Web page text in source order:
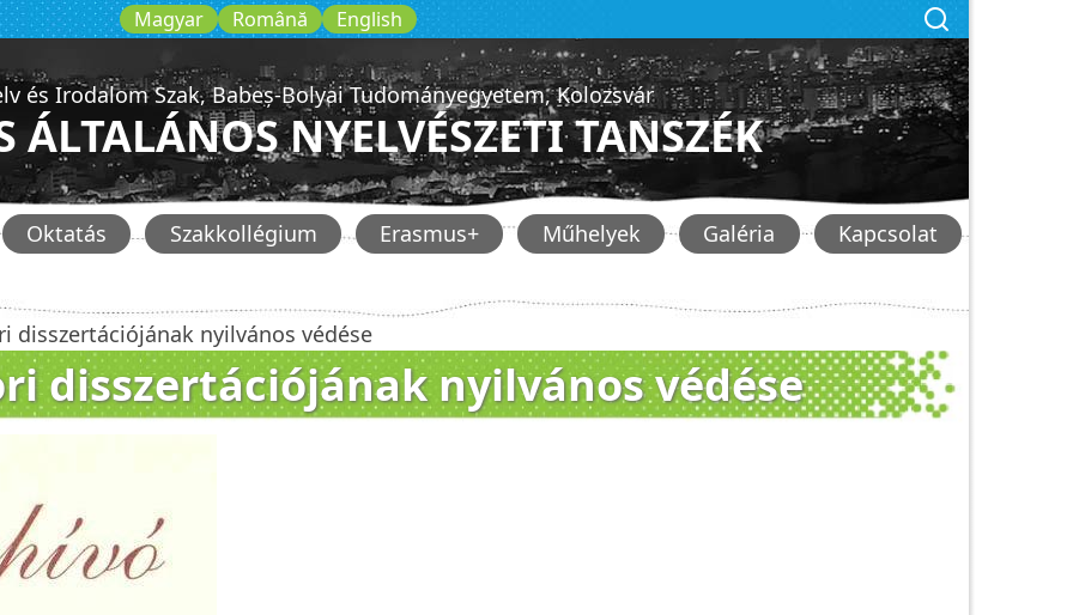
Magyar Română English
és Irodalom Szak, Babeș-Bolyai Tudományegyetem, Kolozsvár
ÁLTALÁNOS NYELVÉSZETI TANSZÉK
Oktatás Szakkollégium Erasmus+ Műhelyek Galéria Kapcsolat
disszertációjának nyilvános védése
disszertációjának nyilvános védése